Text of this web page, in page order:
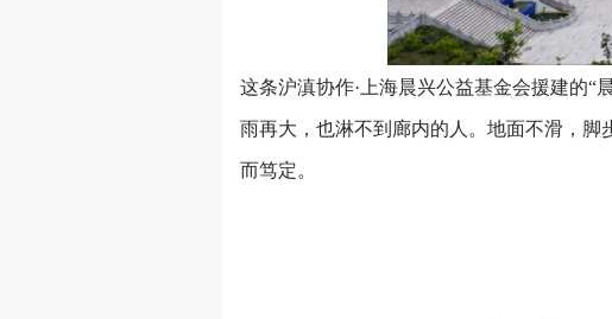
这条沪滇协作·上海晨兴公益基金会援建的“
雨再大，也淋不到廊内的人。地面不滑，
而笃定。